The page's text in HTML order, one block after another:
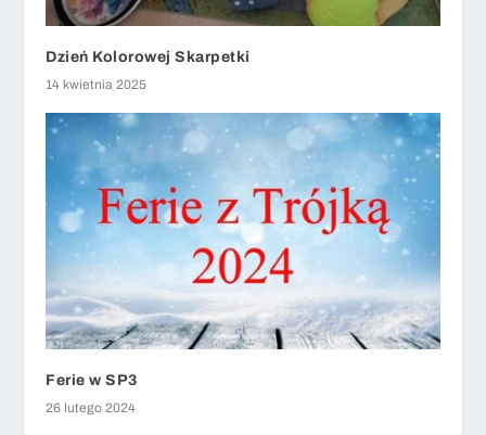
Dzień Kolorowej Skarpetki
14 kwietnia 2025
Ferie w SP3
26 lutego 2024